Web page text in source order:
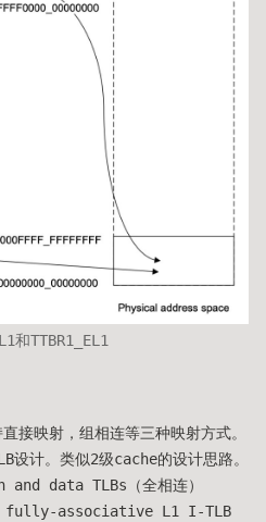
和TTBR1_EL1
接映射，组相连等三种映射方式。
设计。类似2级cache的设计思路。
data TLBs（全相连）
fully-associative L1 I-TLB